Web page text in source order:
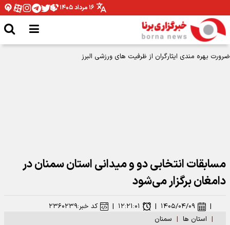
۱۶ مرداد ۱۴۰۵
مسابقات انتخابی دو و میدانی استان سمنان در
دامغان برگزار می‌شود
| استان ها | سمنان
| ۱۴۰۵/۰۴/۰۹ | ۱۲:۲۱:۰۱ | کد خبر:۲۳۶۰۲۳۹